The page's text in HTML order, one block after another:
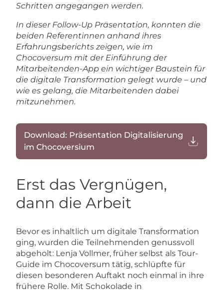
Schritten angegangen werden.
In dieser Follow-Up Präsentation, konnten die
beiden Referentinnen anhand ihres
Erfahrungsberichts zeigen, wie im
Chocoversum mit der Einführung der
Mitarbeitenden-App ein wichtiger Baustein für
die digitale Transformation gelegt wurde – und
wie es gelang, die Mitarbeitenden dabei
mitzunehmen.
Download: Präsentation Digitalisierung
im Chocoversium
Erst das Vergnügen,
dann die Arbeit
Bevor es inhaltlich um digitale Transformation
ging, wurden die Teilnehmenden genussvoll
abgeholt: Lenja Vollmer, früher selbst als Tour-
Guide im Chocoversum tätig, schlüpfte für
diesen besonderen Auftakt noch einmal in ihre
frühere Rolle. Mit Schokolade in